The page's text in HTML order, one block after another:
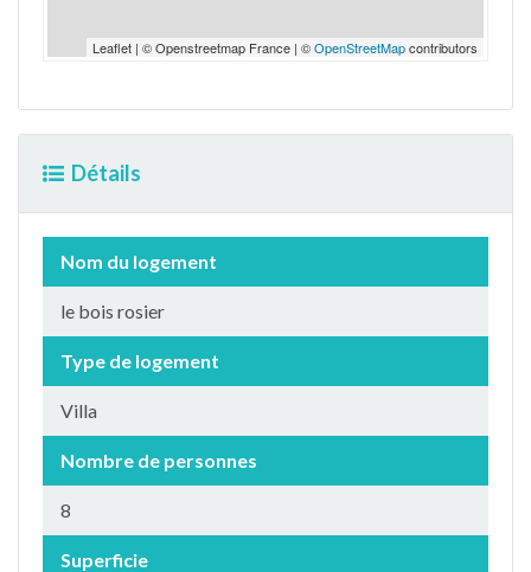
Leaflet | © Openstreetmap France | ©OpenStreetMapcontributors
Détails
Nom du logement
le bois rosier
Type de logement
Villa
Nombre de personnes
8
Superficie